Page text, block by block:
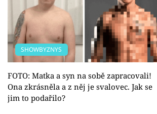
SHOWBYZNYS
FOTO: Matka a syn na sobě zapracovali!
Ona zkrásněla a z něj je svalovec. Jak se
jim to podařilo?